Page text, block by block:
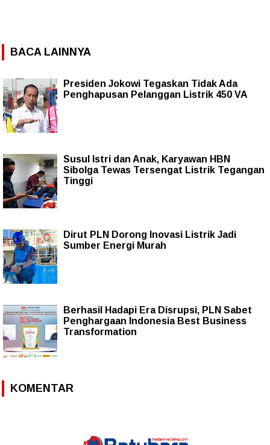
BACA LAINNYA
Presiden Jokowi Tegaskan Tidak Ada
Penghapusan Pelanggan Listrik 450 VA
Susul Istri dan Anak, Karyawan HBN
Sibolga Tewas Tersengat Listrik Tegangan
Tinggi
Dirut PLN Dorong Inovasi Listrik Jadi
Sumber Energi Murah
Berhasil Hadapi Era Disrupsi, PLN Sabet
Penghargaan Indonesia Best Business
Transformation
KOMENTAR